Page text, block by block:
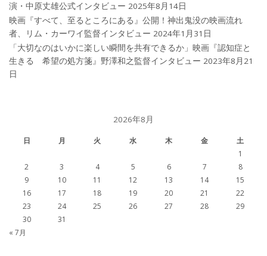
演・中原丈雄公式インタビュー 2025年8月14日
映画『すべて、至るところにある』公開！神出鬼没の映画流れ
者、リム・カーワイ監督インタビュー 2024年1月31日
「大切なのはいかに楽しい瞬間を共有できるか」映画『認知症と
生きる 希望の処方箋』野澤和之監督インタビュー 2023年8月21
日
2026年8月
日 月 火 水 木 金
土
1
2
3 4 5 6 7
8
9
10 11 12 13 14
15
16
17 18 19 20 21
22
23
24 25 26 27 28
29
30
31
« 7月